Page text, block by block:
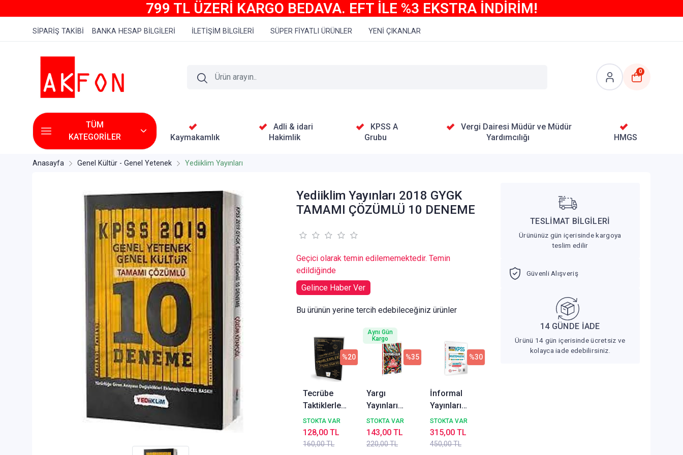
799 TL ÜZERİ KARGO BEDAVA. EFT İLE %3 EKSTRA İNDİRİM!
SİPARİŞ TAKİBİ BANKA HESAP BİLGİLERİ İLETİŞİM BİLGİLERİ SÜPER FİYATLI ÜRÜNLER YENİ ÇIKANLAR
0
TÜM
KATEGORİLER
Kaymakamlık
Adli & idari
Hakimlik
KPSS A
Grubu
Vergi Dairesi Müdür ve Müdür
Yardımcılığı
HMGS
Anasayfa Genel Kültür - Genel Yetenek Yediiklim Yayınları
Yediiklim Yayınları 2018 GYGK
TAMAMI ÇÖZÜMLÜ 10 DENEME
Geçici olarak temin edilememektedir. Temin
edildiğinde
Gelince Haber Ver
Bu ürünün yerine tercih edebileceğiniz ürünler
Tecrübe
Taktiklerle
Problemler
Tamamı
Dijital
STOKTA VAR
160,00 TL
%20
128,00 TL
Yargı
Yayınları
2026 KPSS
ve Diğer Tüm
Sınavlara
STOKTA VAR
220,00 TL
%35
143,00 TL
Aynı Gün
Kargo
İnformal
Yayınları
2026 KPSS
Yeni Sistem
Anamorfik
STOKTA VAR
450,00 TL
%30
315,00 TL
TESLİMAT BİLGİLERİ
Ürününüz gün içerisinde kargoya
teslim edilir
Güvenli Alışveriş
14 GÜNDE İADE
Ürünü 14 gün içerisinde ücretsiz ve
kolayca iade edebilirsiniz.